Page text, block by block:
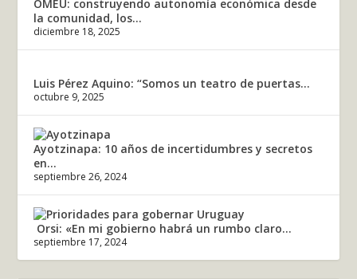
OMEU: construyendo autonomía económica desde
la comunidad, los...
diciembre 18, 2025
Luis Pérez Aquino: “Somos un teatro de puertas...
octubre 9, 2025
Ayotzinapa: 10 años de incertidumbres y secretos
en...
septiembre 26, 2024
Orsi: «En mi gobierno habrá un rumbo claro...
septiembre 17, 2024